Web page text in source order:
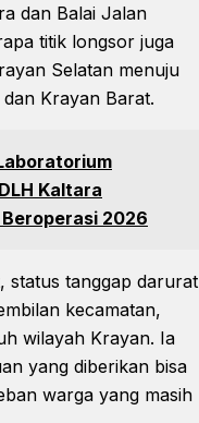
dan Balai Jalan
titik longsor juga
Selatan menuju
Krayan Barat.
Kaltara
2026
status tanggap darurat
kecamatan,
wilayah Krayan. Ia
yang diberikan bisa
warga yang masih